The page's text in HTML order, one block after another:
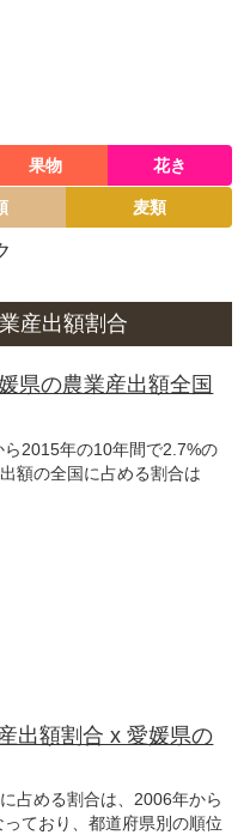
果物 花き
麦類
産出額割合
県の農業産出額全国
2015年の10年間で2.7%の
額の全国に占める割合は
出額割合 x 愛媛県の
占める割合は、2006年から
ており、都道府県別の順位